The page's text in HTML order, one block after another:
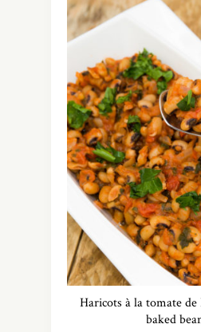
Haricots à la tomate
baked